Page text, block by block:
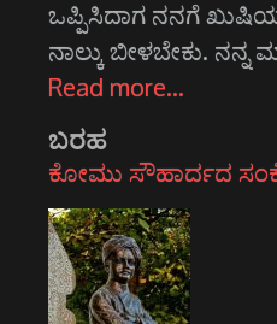
ಒಪ್ಪಿಸಿದಾಗ ನನಗೆ
ನಾಲ್ಕು ಬೀಳಬೇಕು.
Read more…
ಬರಹ
ಕೋಮು ಸೌಹಾರ್ದದ